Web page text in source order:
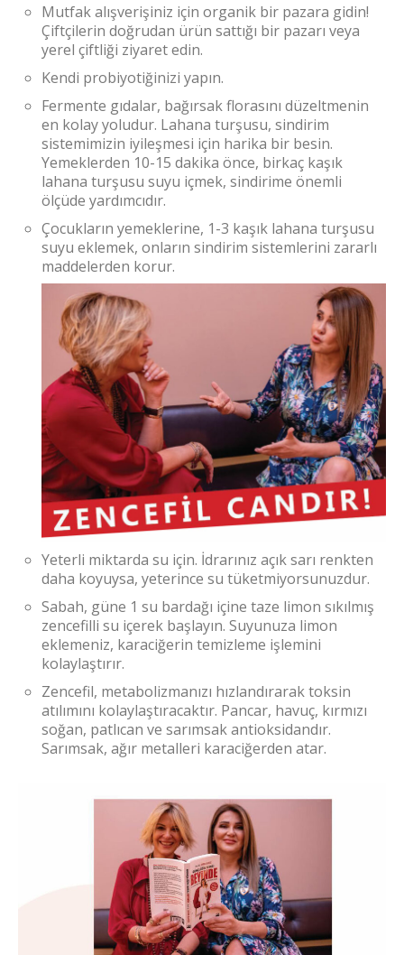
Mutfak alışverişiniz için organik bir pazara gidin!
Çiftçilerin doğrudan ürün sattığı bir pazarı veya
yerel çiftliği ziyaret edin.
Kendi probiyotiğinizi yapın.
Fermente gıdalar, bağırsak florasını düzeltmenin
en kolay yoludur. Lahana turşusu, sindirim
sistemimizin iyileşmesi için harika bir besin.
Yemeklerden 10-15 dakika önce, birkaç kaşık
lahana turşusu suyu içmek, sindirime önemli
ölçüde yardımcıdır.
Çocukların yemeklerine, 1-3 kaşık lahana turşusu
suyu eklemek, onların sindirim sistemlerini zararlı
maddelerden korur.
Yeterli miktarda su için. İdrarınız açık sarı renkten
daha koyuysa, yeterince su tüketmiyorsunuzdur.
Sabah, güne 1 su bardağı içine taze limon sıkılmış
zencefilli su içerek başlayın. Suyunuza limon
eklemeniz, karaciğerin temizleme işlemini
kolaylaştırır.
Zencefil, metabolizmanızı hızlandırarak toksin
atılımını kolaylaştıracaktır. Pancar, havuç, kırmızı
soğan, patlıcan ve sarımsak antioksidandır.
Sarımsak, ağır metalleri karaciğerden atar.